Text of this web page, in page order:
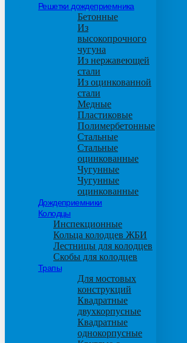
Решетки дождеприемника
Бетонные
Из
высокопрочного
чугуна
Из нержавеющей
стали
Из оцинкованной
стали
Медные
Пластиковые
Полимербетонные
Стальные
Стальные
оцинкованные
Чугунные
Чугунные
оцинкованные
Дождеприемники
Колодцы
Инспекционные
Кольца колодцев ЖБИ
Лестницы для колодцев
Скобы для колодцев
Трапы
Для мостовых
конструкций
Квадратные
двухкорпусные
Квадратные
однокорпусные